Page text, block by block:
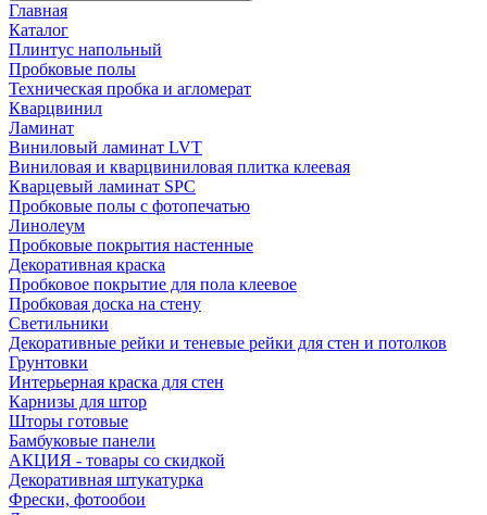
Главная
Каталог
Плинтус напольный
Пробковые полы
Техническая пробка и агломерат
Кварцвинил
Ламинат
Виниловый ламинат LVT
Виниловая и кварцвиниловая плитка клеевая
Кварцевый ламинат SPC
Пробковые полы с фотопечатью
Линолеум
Пробковые покрытия настенные
Декоративная краска
Пробковое покрытие для пола клеевое
Пробковая доска на стену
Светильники
Декоративные рейки и теневые рейки для стен и потолков
Грунтовки
Интерьерная краска для стен
Карнизы для штор
Шторы готовые
Бамбуковые панели
АКЦИЯ - товары со скидкой
Декоративная штукатурка
Фрески, фотообои